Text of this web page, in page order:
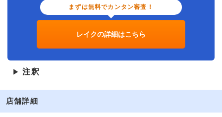
まずは無料でカンタン審査！
レイクの詳細はこちら
▶ 注釈
店舗詳細